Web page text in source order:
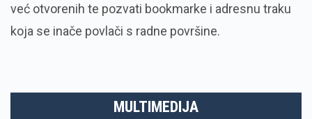
već otvorenih te pozvati bookmarke i adresnu traku
koja se inače povlači s radne površine.
MULTIMEDIJA